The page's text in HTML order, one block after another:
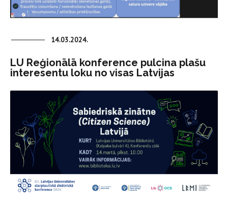
14.03.2024.
LU Reģionālā konference pulcina plašu
interesentu loku no visas Latvijas